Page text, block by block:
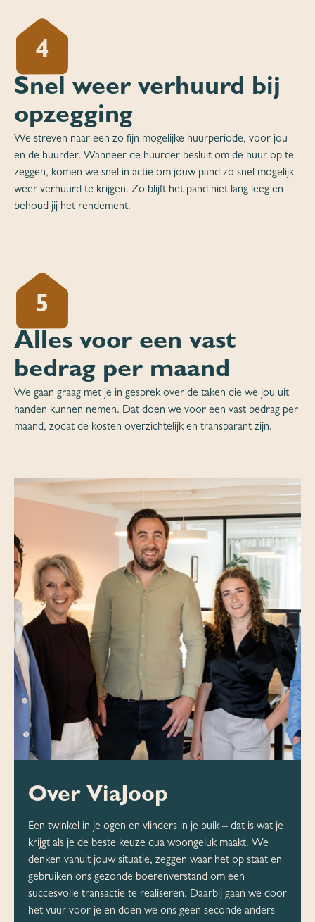
4
Snel weer verhuurd bij
opzegging
We streven naar een zo fijn mogelijke huurperiode, voor jou
en de huurder. Wanneer de huurder besluit om de huur op te
zeggen, komen we snel in actie om jouw pand zo snel mogelijk
weer verhuurd te krijgen. Zo blijft het pand niet lang leeg en
behoud jij het rendement.
5
Alles voor een vast
bedrag per maand
We gaan graag met je in gesprek over de taken die we jou uit
handen kunnen nemen. Dat doen we voor een vast bedrag per
maand, zodat de kosten overzichtelijk en transparant zijn.
Over ViaJoop
Een twinkel in je ogen en vlinders in je buik – dat is wat je
krijgt als je de beste keuze qua woongeluk maakt. We
denken vanuit jouw situatie, zeggen waar het op staat en
gebruiken ons gezonde boerenverstand om een
succesvolle transactie te realiseren. Daarbij gaan we door
het vuur voor je en doen we ons geen seconde anders